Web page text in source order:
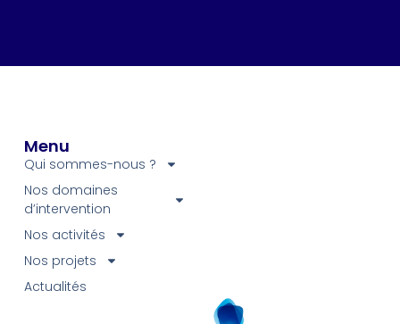
Menu
Qui sommes-nous ?
Nos domaines
d’intervention
Nos activités
Nos projets
Actualités